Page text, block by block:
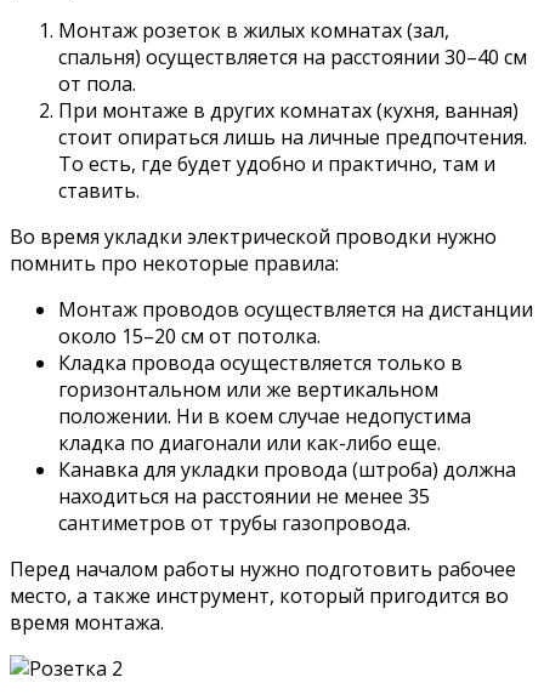
Монтаж розеток в жилых комнатах (зал,
спальня) осуществляется на расстоянии 30–40 см
от пола.
При монтаже в других комнатах (кухня, ванная)
стоит опираться лишь на личные предпочтения.
То есть, где будет удобно и практично, там и
ставить.
Во время укладки электрической проводки нужно
помнить про некоторые правила:
Монтаж проводов осуществляется на дистанции
около 15–20 см от потолка.
Кладка провода осуществляется только в
горизонтальном или же вертикальном
положении. Ни в коем случае недопустима
кладка по диагонали или как-либо еще.
Канавка для укладки провода (штроба) должна
находиться на расстоянии не менее 35
сантиметров от трубы газопровода.
Перед началом работы нужно подготовить рабочее
место, а также инструмент, который пригодится во
время монтажа.